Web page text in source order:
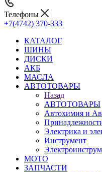
Телефоны
+7(4742) 370-333
КАТАЛОГ
ШИНЫ
ДИСКИ
АКБ
МАСЛА
АВТОТОВАРЫ
Назад
АВТОТОВАРЫ
Автохимия и
Электрика и
Инструмент
МОТО
ЗАПЧАСТИ